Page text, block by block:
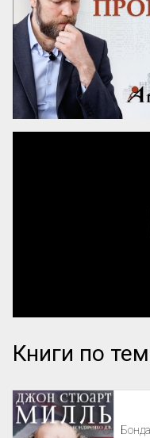
Эти
Книги по